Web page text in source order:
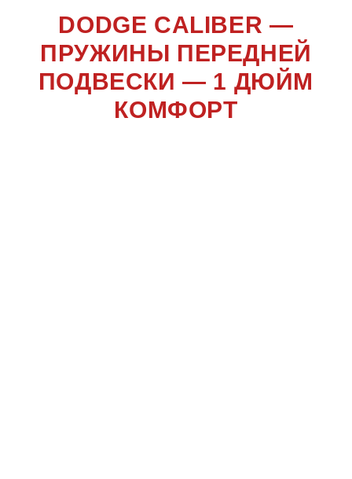
DODGE CALIBER —
ПРУЖИНЫ ПЕРЕДНЕЙ
ПОДВЕСКИ — 1 ДЮЙМ
КОМФОРТ